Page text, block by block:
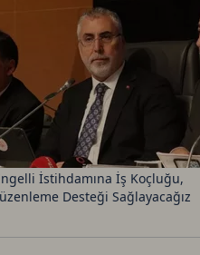
İstihdamına İş Koçluğu,
Desteği Sağlayacağız